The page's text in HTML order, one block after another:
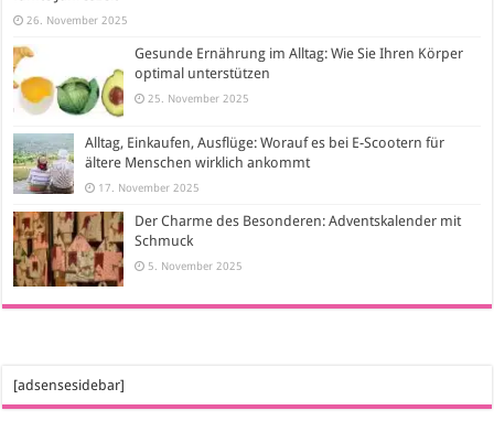
26. November 2025
Gesunde Ernährung im Alltag: Wie Sie Ihren Körper
optimal unterstützen
25. November 2025
Alltag, Einkaufen, Ausflüge: Worauf es bei E-Scootern für
ältere Menschen wirklich ankommt
17. November 2025
Der Charme des Besonderen: Adventskalender mit
Schmuck
5. November 2025
[adsensesidebar]